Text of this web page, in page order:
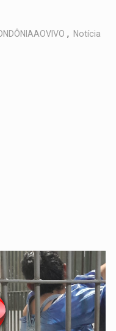
, Notícia